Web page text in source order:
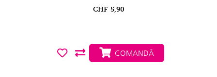
CHF 5,90
COMANDĂ